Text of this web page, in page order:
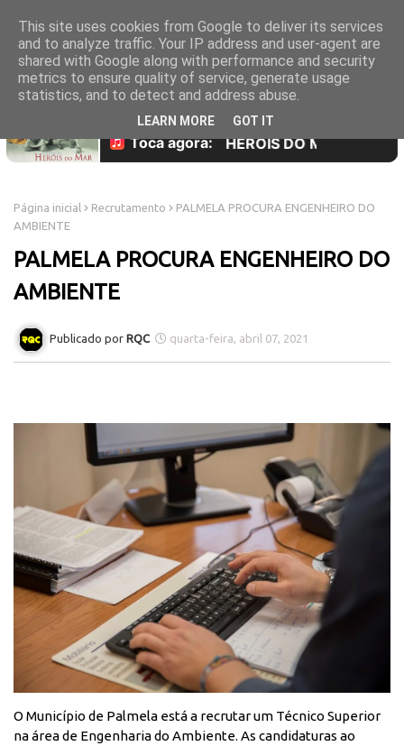
Página inicial Recrutamento
PALMELA PROCURA ENGENHEIRO DO
AMBIENTE
PALMELA PROCURA ENGENHEIRO DO
AMBIENTE
RQC quarta-feira, abril 07, 2021
O Município de Palmela está a recrutar um Técnico Superior
na área de Engenharia do Ambiente. As candidaturas ao
This site uses cookies from Google to deliver its services
and to analyze traffic. Your IP address and user-agent are
shared with Google along with performance and security
metrics to ensure quality of service, generate usage
statistics, and to detect and address abuse.
LEARN MORE GOT IT